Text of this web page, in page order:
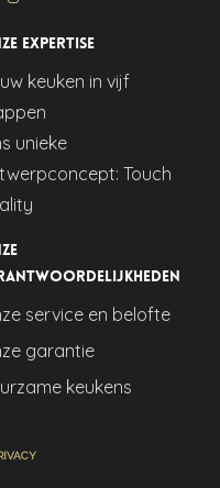
expertise
keuken in vijf
unieke
Touch
service en belofte
garantie
keukens